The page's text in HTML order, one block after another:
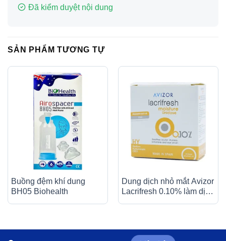
Đã kiểm duyệt nội dung
SẢN PHẨM TƯƠNG TỰ
Buồng đệm khí dung
BH05 Biohealth
Dung dịch nhỏ mắt Avizor
Lacrifresh 0.10% làm dịu